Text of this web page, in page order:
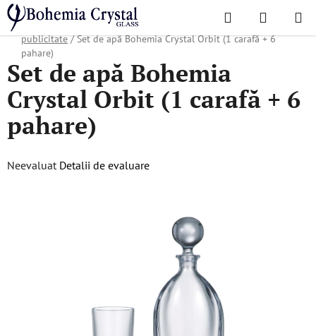
Treci
conținut
Căutare
DE
Acasă
/ Colecții populare / Produse pentru companii și agenții de
publicitate / Set de apă Bohemia Crystal Orbit (1 carafă + 6
pahare)
Set de apă Bohemia
Crystal Orbit (1 carafă + 6
pahare)
Evaluarea
Neevaluat Detalii de evaluare